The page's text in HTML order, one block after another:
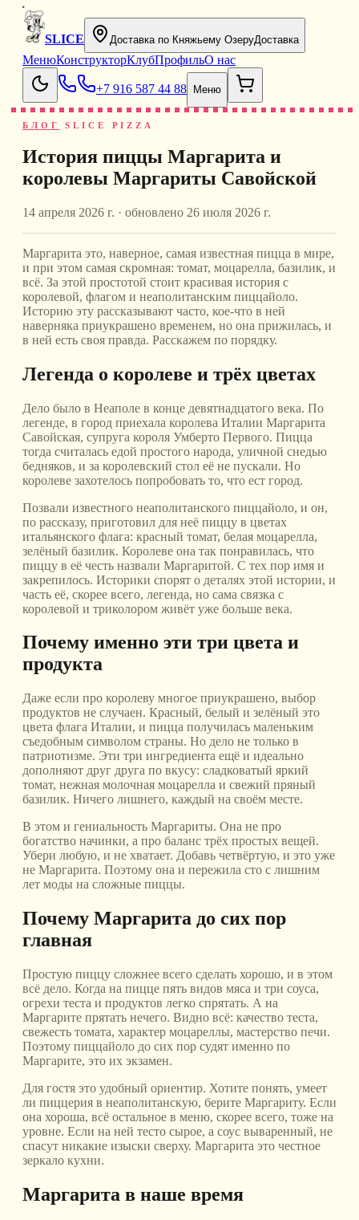
SLICE Доставка по Княжьему ОзеруДоставка
МенюКонструкторКлубПрофильО нас
+7 916 587 44 88 Меню
БЛОГ SLICE PIZZA
История пиццы Маргарита и
королевы Маргариты Савойской
14 апреля 2026 г. · обновлено 26 июля 2026 г.
Маргарита это, наверное, самая известная пицца в мире,
и при этом самая скромная: томат, моцарелла, базилик, и
всё. За этой простотой стоит красивая история с
королевой, флагом и неаполитанским пиццайоло.
Историю эту рассказывают часто, кое-что в ней
наверняка приукрашено временем, но она прижилась, и
в ней есть своя правда. Расскажем по порядку.
Легенда о королеве и трёх цветах
Дело было в Неаполе в конце девятнадцатого века. По
легенде, в город приехала королева Италии Маргарита
Савойская, супруга короля Умберто Первого. Пицца
тогда считалась едой простого народа, уличной снедью
бедняков, и за королевский стол её не пускали. Но
королеве захотелось попробовать то, что ест город.
Позвали известного неаполитанского пиццайоло, и он,
по рассказу, приготовил для неё пиццу в цветах
итальянского флага: красный томат, белая моцарелла,
зелёный базилик. Королеве она так понравилась, что
пиццу в её честь назвали Маргаритой. С тех пор имя и
закрепилось. Историки спорят о деталях этой истории, и
часть её, скорее всего, легенда, но сама связка с
королевой и триколором живёт уже больше века.
Почему именно эти три цвета и
продукта
Даже если про королеву многое приукрашено, выбор
продуктов не случаен. Красный, белый и зелёный это
цвета флага Италии, и пицца получилась маленьким
съедобным символом страны. Но дело не только в
патриотизме. Эти три ингредиента ещё и идеально
дополняют друг друга по вкусу: сладковатый яркий
томат, нежная молочная моцарелла и свежий пряный
базилик. Ничего лишнего, каждый на своём месте.
В этом и гениальность Маргариты. Она не про
богатство начинки, а про баланс трёх простых вещей.
Убери любую, и не хватает. Добавь четвёртую, и это уже
не Маргарита. Поэтому она и пережила сто с лишним
лет моды на сложные пиццы.
Почему Маргарита до сих пор
главная
Простую пиццу сложнее всего сделать хорошо, и в этом
всё дело. Когда на пицце пять видов мяса и три соуса,
огрехи теста и продуктов легко спрятать. А на
Маргарите прятать нечего. Видно всё: качество теста,
свежесть томата, характер моцареллы, мастерство печи.
Поэтому пиццайоло до сих пор судят именно по
Маргарите, это их экзамен.
Для гостя это удобный ориентир. Хотите понять, умеет
ли пиццерия в неаполитанскую, берите Маргариту. Если
она хороша, всё остальное в меню, скорее всего, тоже на
уровне. Если на ней тесто сырое, а соус вываренный, не
спасут никакие изыски сверху. Маргарита это честное
зеркало кухни.
Маргарита в наше время